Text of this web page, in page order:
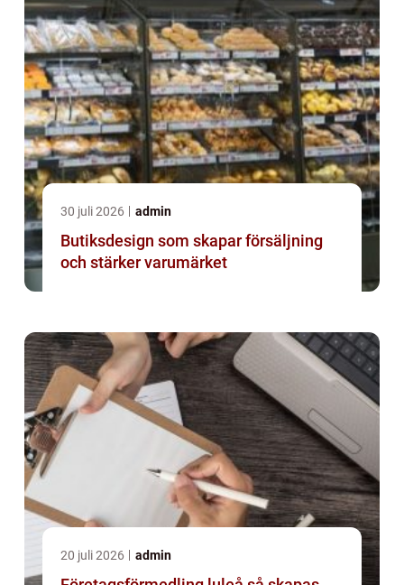
30 juli 2026 admin
Butiksdesign som skapar försäljning
och stärker varumärket
20 juli 2026 admin